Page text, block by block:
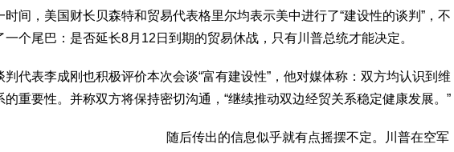
时间，美国财长贝森特和贸易代表格里尔均表示美中进行了“建设性的谈判”，不
一个尾巴：是否延长8月12日到期的贸易休战，只有川普总统才能决定。
判代表李成刚也积极评价本次会谈“富有建设性”，他对媒体称：双方均认识到维
的重要性。并称双方将保持密切沟通，“继续推动双边经贸关系稳定健康发展。”
随后传出的信息似乎就有点摇摆不定。川普在空军